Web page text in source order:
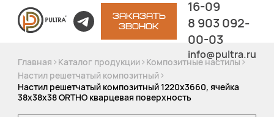
ЗАКАЗАТЬ
ЗВОНОК
16-09
8 903 092-
00-03
info@pultra.ru
Главная > Каталог продукции> Композитные настилы>
Настил решетчатый композитный>
Настил решетчатый композитный 1220х3660, ячейка
38х38х38 ORTHO кварцевая поверхность